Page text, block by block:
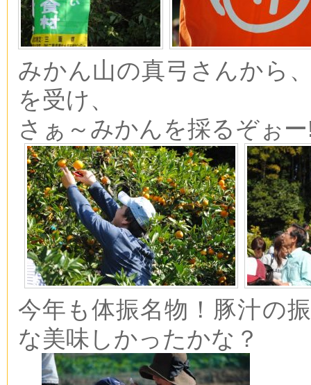
みかん山の真弓さんから
を受け、
さぁ～みかんを採るぞぉ
今年も体振名物！豚汁の
な美味しかったかな？